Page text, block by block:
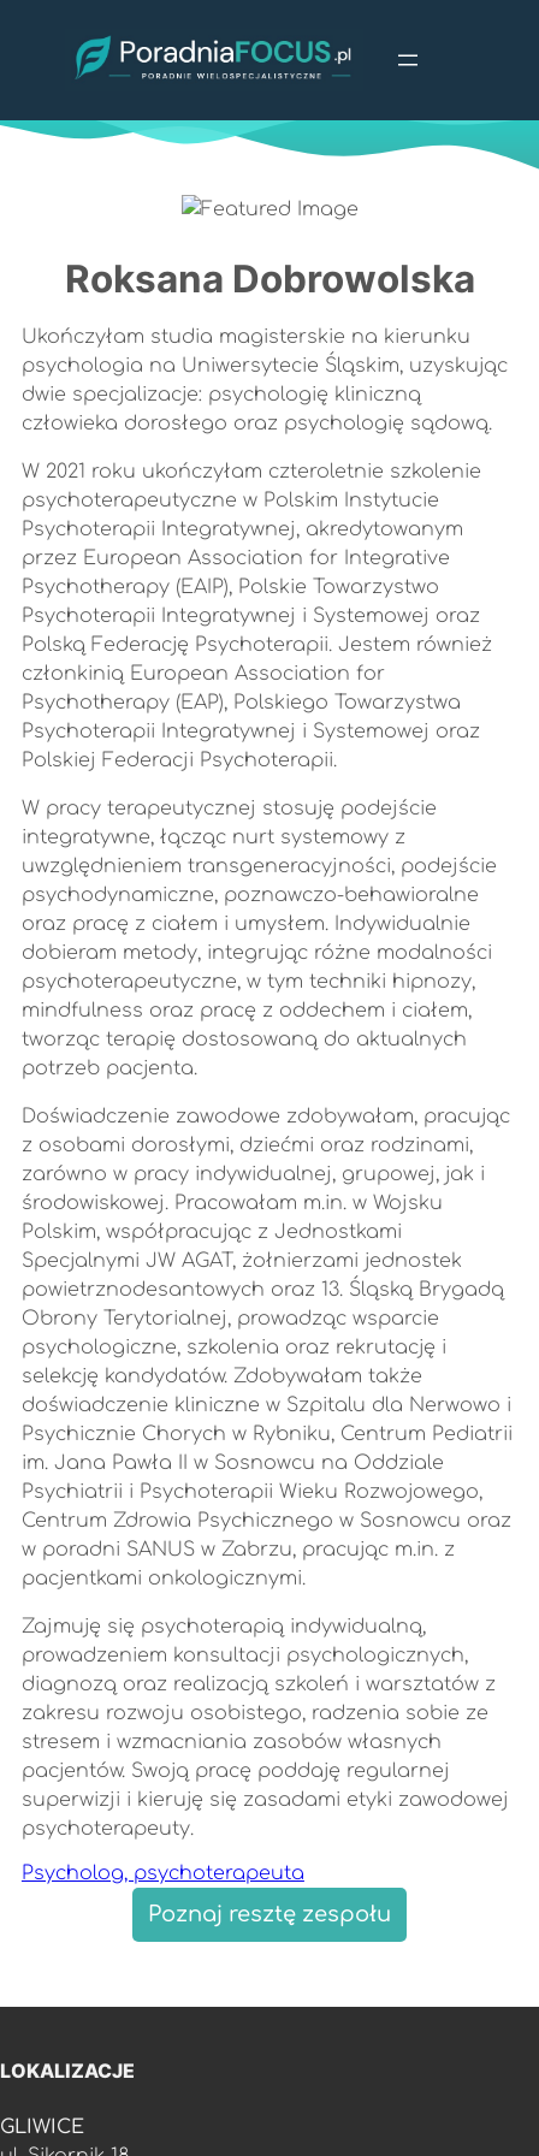
Roksana Dobrowolska
Ukończyłam studia magisterskie na kierunku
psychologia na Uniwersytecie Śląskim, uzyskując
dwie specjalizacje: psychologię kliniczną
człowieka dorosłego oraz psychologię sądową.
W 2021 roku ukończyłam czteroletnie szkolenie
psychoterapeutyczne w Polskim Instytucie
Psychoterapii Integratywnej, akredytowanym
przez European Association for Integrative
Psychotherapy (EAIP), Polskie Towarzystwo
Psychoterapii Integratywnej i Systemowej oraz
Polską Federację Psychoterapii. Jestem również
członkinią European Association for
Psychotherapy (EAP), Polskiego Towarzystwa
Psychoterapii Integratywnej i Systemowej oraz
Polskiej Federacji Psychoterapii.
W pracy terapeutycznej stosuję podejście
integratywne, łącząc nurt systemowy z
uwzględnieniem transgeneracyjności, podejście
psychodynamiczne, poznawczo-behawioralne
oraz pracę z ciałem i umysłem. Indywidualnie
dobieram metody, integrując różne modalności
psychoterapeutyczne, w tym techniki hipnozy,
mindfulness oraz pracę z oddechem i ciałem,
tworząc terapię dostosowaną do aktualnych
potrzeb pacjenta.
Doświadczenie zawodowe zdobywałam, pracując
z osobami dorosłymi, dziećmi oraz rodzinami,
zarówno w pracy indywidualnej, grupowej, jak i
środowiskowej. Pracowałam m.in. w Wojsku
Polskim, współpracując z Jednostkami
Specjalnymi JW AGAT, żołnierzami jednostek
powietrznodesantowych oraz 13. Śląską Brygadą
Obrony Terytorialnej, prowadząc wsparcie
psychologiczne, szkolenia oraz rekrutację i
selekcję kandydatów. Zdobywałam także
doświadczenie kliniczne w Szpitalu dla Nerwowo i
Psychicznie Chorych w Rybniku, Centrum Pediatrii
im. Jana Pawła II w Sosnowcu na Oddziale
Psychiatrii i Psychoterapii Wieku Rozwojowego,
Centrum Zdrowia Psychicznego w Sosnowcu oraz
w poradni SANUS w Zabrzu, pracując m.in. z
pacjentkami onkologicznymi.
Zajmuję się psychoterapią indywidualną,
prowadzeniem konsultacji psychologicznych,
diagnozą oraz realizacją szkoleń i warsztatów z
zakresu rozwoju osobistego, radzenia sobie ze
stresem i wzmacniania zasobów własnych
pacjentów. Swoją pracę poddaję regularnej
superwizji i kieruję się zasadami etyki zawodowej
psychoterapeuty.
Psycholog, psychoterapeuta
Poznaj resztę zespołu
LOKALIZACJE
GLIWICE